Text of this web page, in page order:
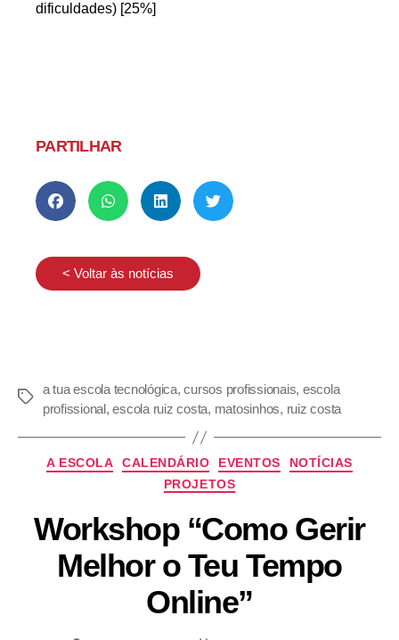
dificuldades) [25%]
PARTILHAR
< Voltar às notícias
a tua escola tecnológica,cursos profissionais, escola
profissional,escola ruiz costa, matosinhos, ruiz costa
A ESCOLA CALENDÁRIO EVENTOS
NOTÍCIAS
PROJETOS
Workshop “Como Gerir
Melhor o Teu Tempo
Online”